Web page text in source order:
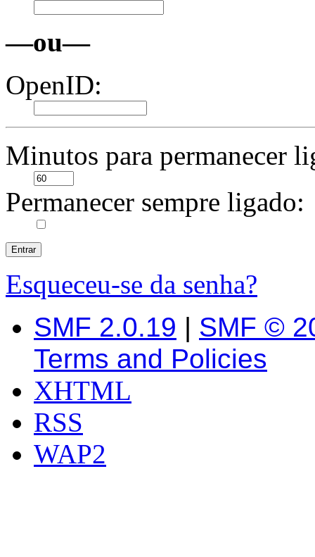
—ou—
OpenID:
Minutos para permanecer
Permanecer sempre ligado:
Esqueceu-se da senha?
SMF 2.0.19 | SMF ©
Terms and Policies
XHTML
RSS
WAP2